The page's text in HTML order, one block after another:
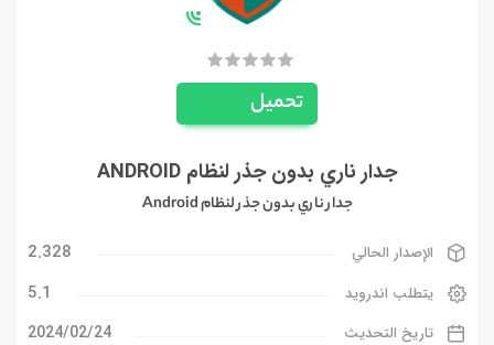
تحميل
جدار ناري بدون جذر لنظام ANDROID
جدار ناري بدون جذر لنظام Android
الإصدار الحالي 2.328
يتطلب اندرويد 5.1
تاريخ التحديث 24‏/02‏/2024